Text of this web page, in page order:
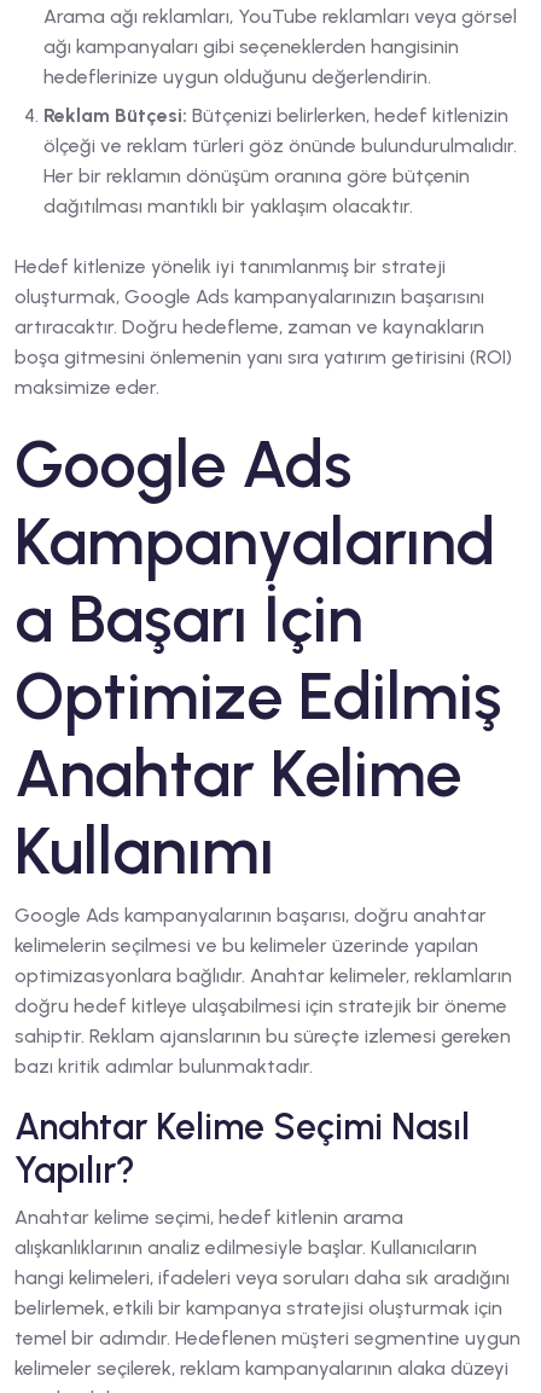
Arama ağı reklamları, YouTube reklamları veya görsel
ağı kampanyaları gibi seçeneklerden hangisinin
hedeflerinize uygun olduğunu değerlendirin.
Reklam Bütçesi: Bütçenizi belirlerken, hedef kitlenizin
ölçeği ve reklam türleri göz önünde bulundurulmalıdır.
Her bir reklamın dönüşüm oranına göre bütçenin
dağıtılması mantıklı bir yaklaşım olacaktır.
Hedef kitlenize yönelik iyi tanımlanmış bir strateji
oluşturmak, Google Ads kampanyalarınızın başarısını
artıracaktır. Doğru hedefleme, zaman ve kaynakların
boşa gitmesini önlemenin yanı sıra yatırım getirisini (ROI)
maksimize eder.
Google Ads
Kampanyalarınd
a Başarı İçin
Optimize Edilmiş
Anahtar Kelime
Kullanımı
Google Ads kampanyalarının başarısı, doğru anahtar
kelimelerin seçilmesi ve bu kelimeler üzerinde yapılan
optimizasyonlara bağlıdır. Anahtar kelimeler, reklamların
doğru hedef kitleye ulaşabilmesi için stratejik bir öneme
sahiptir. Reklam ajanslarının bu süreçte izlemesi gereken
bazı kritik adımlar bulunmaktadır.
Anahtar Kelime Seçimi Nasıl
Yapılır?
Anahtar kelime seçimi, hedef kitlenin arama
alışkanlıklarının analiz edilmesiyle başlar. Kullanıcıların
hangi kelimeleri, ifadeleri veya soruları daha sık aradığını
belirlemek, etkili bir kampanya stratejisi oluşturmak için
temel bir adımdır. Hedeflenen müşteri segmentine uygun
kelimeler seçilerek, reklam kampanyalarının alaka düzeyi